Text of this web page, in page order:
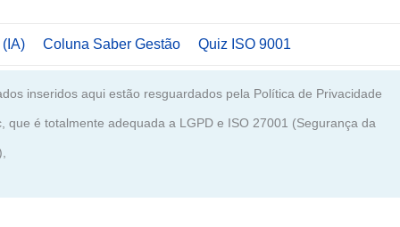
Coluna Saber Gestão Quiz ISO 9001
inseridos aqui estão resguardados pela Política de Privacidade
que é totalmente adequada a LGPD e ISO 27001 (Segurança da